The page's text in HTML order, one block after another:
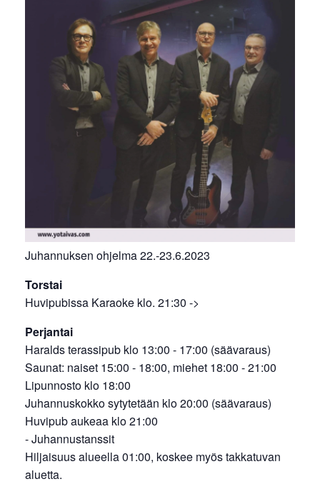
Juhannuksen ohjelma 22.-23.6.2023
Torstai
Huvipubissa Karaoke klo. 21:30 ->
Perjantai
Haralds terassipub klo 13:00 - 17:00 (säävaraus)
Saunat: naiset 15:00 - 18:00, miehet 18:00 - 21:00
Lipunnosto klo 18:00
Juhannuskokko sytytetään klo 20:00 (säävaraus)
Huvipub aukeaa klo 21:00
- Juhannustanssit
Hiljaisuus alueella 01:00, koskee myös takkatuvan
aluetta.